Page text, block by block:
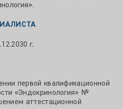
г.
первой квалификационной
«Эндокринология» №
аттестационной